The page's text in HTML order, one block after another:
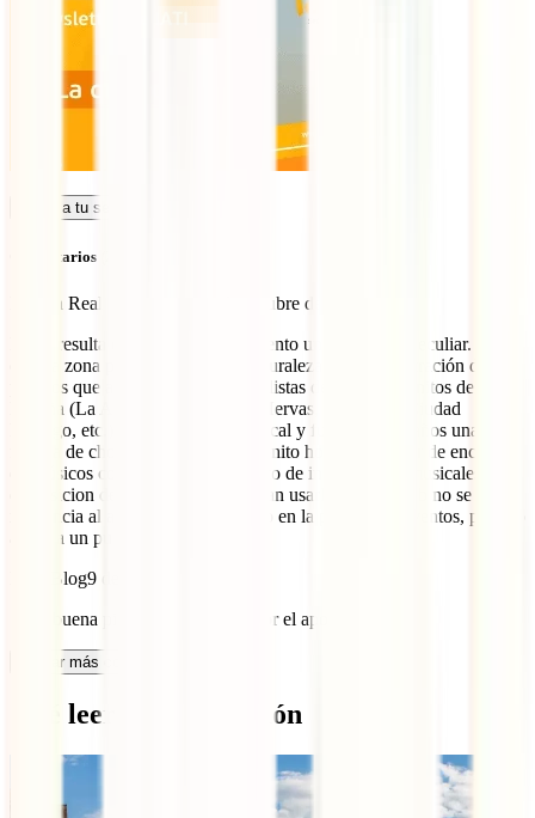
Calcula tu seguro
Comentarios (2)
Posada Real Ruralmusical
5 de octubre de 2018
Por si resulta de su interés les comento un hotel rural peculiar. Está
en una zona privilegiada por la naturaleza y la concentración de
pueblos que aparecen en todas las listas de pueblos bonitos de
España (La Alberca, Candelario, Hervas, Mogarraz, Ciudad
Rodrigo, etc.). Se llama Ruralmusical y fue hace 200 años una
fábrica de chocolate. Hoy es un bonito hotel y un lugar de encuentro
de músicos con un escenario repleto de instrumentos musicales a
disposicion de los clientes que sepan usarlos. En la web no se hace
referencia al aspecto musical, salvo en la pestaña de eventos, para no
atraer a un publico no deseado
IATI Blog9 de octubre de 2018
¡Que buena pinta tiene! Gracias por el aporte 🙂
Cargar más comentarios
Qué leer a continuación